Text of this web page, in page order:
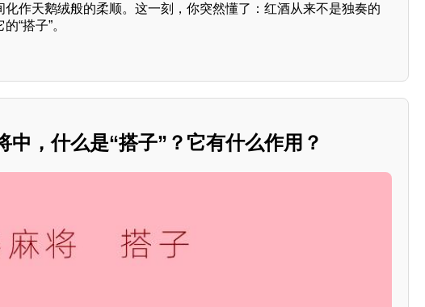
化作天鹅绒般的柔顺。这一刻，你突然懂了：红酒从来不是独奏的
“搭子”。
中，什么是“搭子”？它有什么作用？